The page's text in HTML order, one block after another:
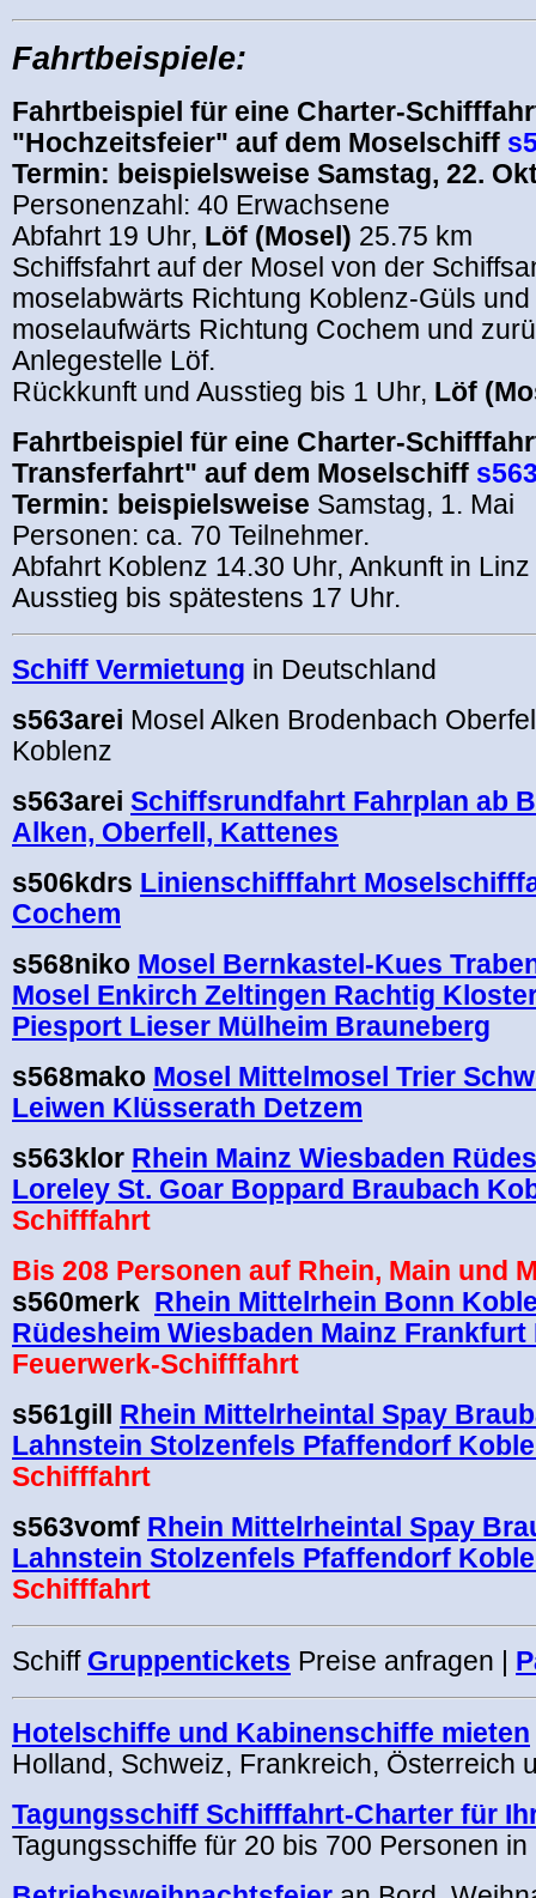
Fahrtbeispiele:
Fahrtbeispiel für eine Charter-
"Hochzeitsfeier" auf dem Moselschiff
Termin: beispielsweise Samstag, 22.
Personenzahl: 40 Erwachsene
Abfahrt 19 Uhr, Löf (Mosel) 25.75 km
Schiffsfahrt auf der Mosel von der
moselabwärts Richtung Koblenz-Güls
moselaufwärts Richtung Cochem und
Anlegestelle Löf.
Rückkunft und Ausstieg bis 1 Uhr, Löf
Fahrtbeispiel für eine Charter-
Transferfahrt" auf dem Moselschiff
Termin: beispielsweise Samstag, 1. Mai
Personen: ca. 70 Teilnehmer.
Abfahrt Koblenz 14.30 Uhr, Ankunft in Linz
Ausstieg bis spätestens 17 Uhr.
Schiff Vermietung in Deutschland
s563arei Mosel Alken Brodenbach
Koblenz
s563arei Schiffsrundfahrt Fahrplan ab
Alken, Oberfell, Kattenes
s506kdrs Linienschifffahrt
Cochem
s568niko Mosel Bernkastel-Kues
Mosel Enkirch Zeltingen Rachtig
Piesport Lieser Mülheim Brauneberg
s568mako Mosel Mittelmosel Trier
Leiwen Klüsserath Detzem
s563klor Rhein Mainz Wiesbaden
Loreley St. Goar Boppard Braubach
Schifffahrt
Bis 208 Personen auf Rhein, Main und
s560merk Rhein Mittelrhein Bonn
Rüdesheim Wiesbaden Mainz Frankfurt
Feuerwerk-Schifffahrt
s561gill
Rhein Mittelrheintal Spay
Lahnstein Stolzenfels Pfaffendorf
Schifffahrt
s563vomf Rhein Mittelrheintal Spay
Lahnstein Stolzenfels Pfaffendorf
Schifffahrt
Schiff Gruppentickets Preise anfragen |
Hotelschiffe und Kabinenschiffe mieten
Holland, Schweiz, Frankreich, Österreich
Tagungsschiff Schifffahrt-Charter für
Tagungsschiffe für 20 bis 700 Personen